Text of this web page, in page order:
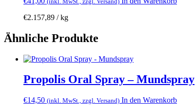
€2.157,89 /kg
Ähnliche Produkte
Propolis Oral Spray – Mundspray
€14,50 (inkl. MwSt., zzgl. Versand) In den Warenkorb